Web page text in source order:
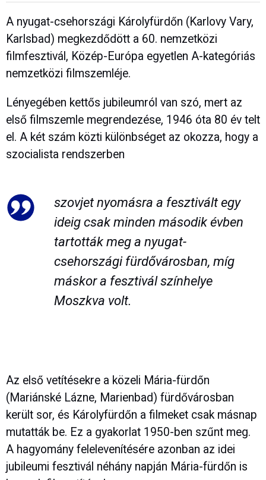
A nyugat-csehországi Károlyfürdőn (Karlovy Vary,
Karlsbad) megkezdődött a 60. nemzetközi
filmfesztivál, Közép-Európa egyetlen A-kategóriás
nemzetközi filmszemléje.
Lényegében kettős jubileumról van szó, mert az
első filmszemle megrendezése, 1946 óta 80 év telt
el. A két szám közti különbséget az okozza, hogy a
szocialista rendszerben
szovjet nyomásra a fesztivált egy
ideig csak minden második évben
tartották meg a nyugat-
csehországi fürdővárosban, míg
máskor a fesztivál színhelye
Moszkva volt.
Az első vetítésekre a közeli Mária-fürdőn
(Mariánské Lázne, Marienbad) fürdővárosban
került sor, és Károlyfürdőn a filmeket csak másnap
mutatták be. Ez a gyakorlat 1950-ben szűnt meg.
A hagyomány felelevenítésére azonban az idei
jubileumi fesztivál néhány napján Mária-fürdőn is